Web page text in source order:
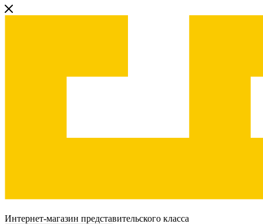
Интернет-магазин представительского класса